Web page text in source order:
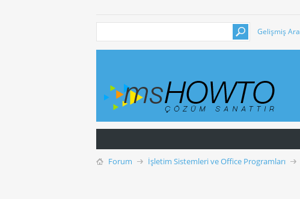
Gelişmiş Ara
Forum İşletim Sistemleri ve Office Programları